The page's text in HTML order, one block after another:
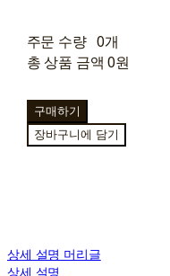
주문 수량 0개
총 상품 금액 0원
구매하기
장바구니에 담기
상세 설명 머리글
상세 설명